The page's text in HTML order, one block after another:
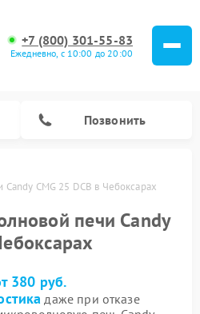
+7 (800) 301-55-83
Ежедневно, с 10:00 до 20:00
Позвонить
CMG 25 DCB в Чебоксарах
печи Candy
380 руб.
даже при отказе